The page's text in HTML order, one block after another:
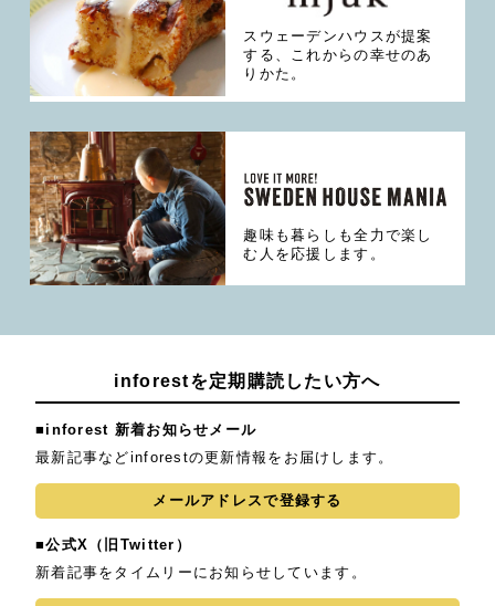
スウェーデンハウスが提案
する、これからの幸せのあ
りかた。
趣味も暮らしも全力で楽し
む人を応援します。
inforestを定期購読したい方へ
■inforest 新着お知らせメール
最新記事などinforestの更新情報をお届けします。
メールアドレスで登録する
■公式X（旧Twitter）
新着記事をタイムリーにお知らせしています。